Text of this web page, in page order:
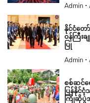
Admin
နိုင်ငံတေ
ဝန်ကြီး
ပြု
Admin
စစ်ဆင်ရ
ပြန်နိုင်
ကြိုဆိုပွဲအ